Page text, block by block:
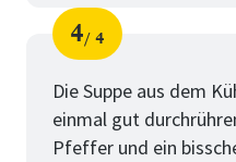
Schritt
4
von
4
Die Suppe aus dem
einmal gut
Pfeffer und ein